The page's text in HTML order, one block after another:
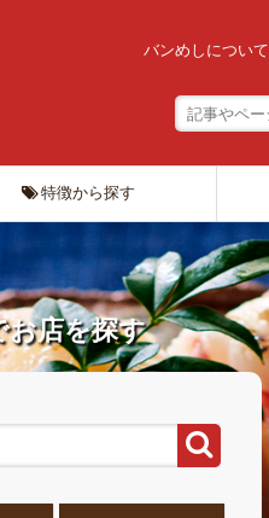
バンめしについて
特徴から探す
お店を探す